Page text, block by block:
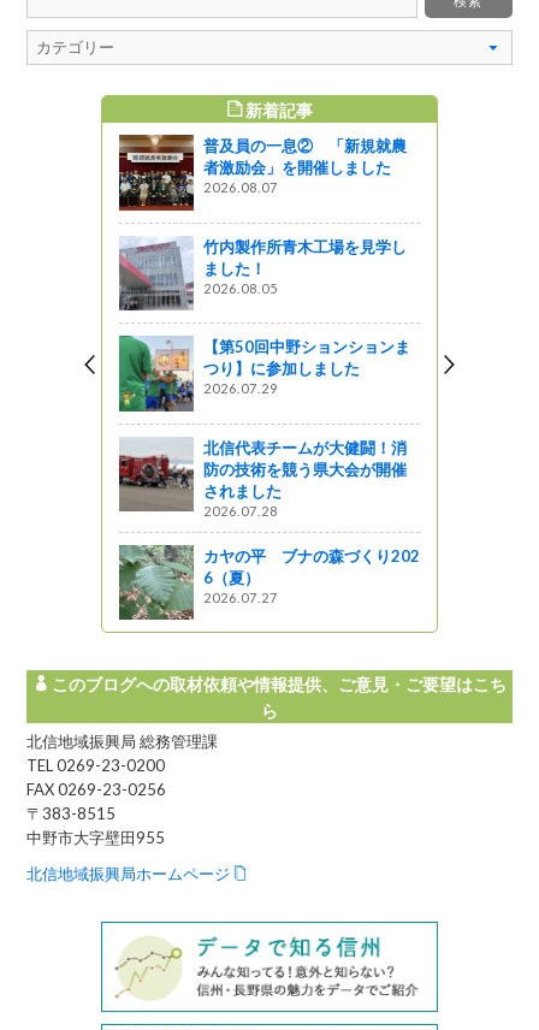
新着記事
普及員の一息② 「新規就農
者激励会」を開催しました
2026.08.07
竹内製作所青木工場を見学し
ました！
2026.08.05
【第50回中野ションションま
つり】に参加しました
2026.07.29
北信代表チームが大健闘！消
防の技術を競う県大会が開催
されました
2026.07.28
カヤの平 ブナの森づくり202
6（夏）
2026.07.27
このブログへの取材依頼や情報提供、ご意見・ご要望はこち
ら
北信地域振興局 総務管理課
TEL 0269-23-0200
FAX 0269-23-0256
〒383-8515
中野市大字壁田955
北信地域振興局ホームページ